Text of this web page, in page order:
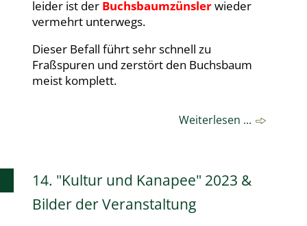
leider ist der Buchsbaumzünslerwieder
vermehrt unterwegs.
Dieser Befall führt sehr schnell zu
Fraßspuren und zerstört den Buchsbaum
meist komplett.
Weiterlesen ...
14. "Kultur und Kanapee" 2023 &
Bilder der Veranstaltung